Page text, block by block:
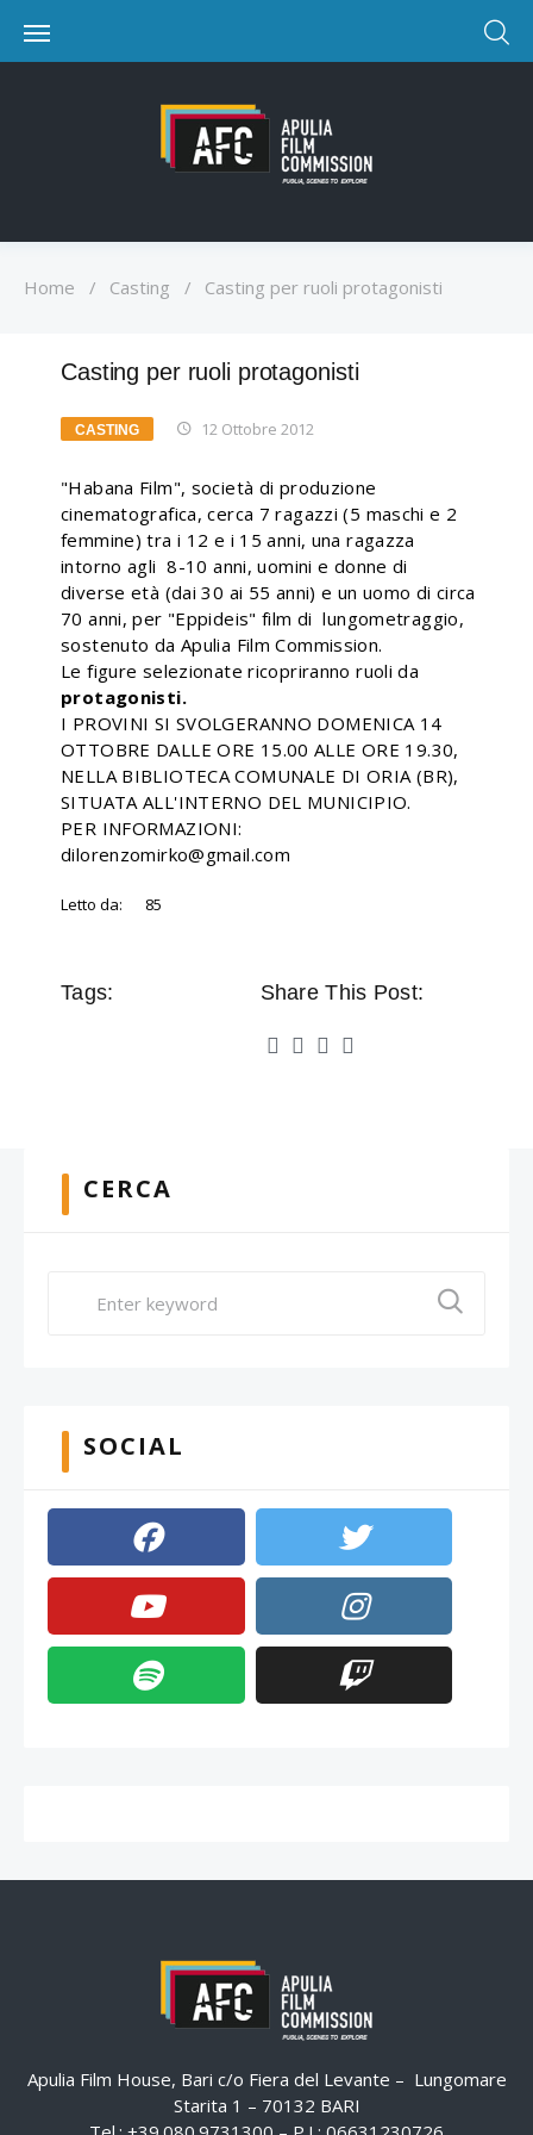
Home / Casting / Casting per ruoli protagonisti
Casting per ruoli protagonisti
CASTING 12 Ottobre 2012
"Habana Film", società di produzione
cinematografica, cerca 7 ragazzi (5 maschi e 2
femmine) tra i 12 e i 15 anni, una ragazza
intorno agli 8-10 anni, uomini e donne di
diverse età (dai 30 ai 55 anni) e un uomo di circa
70 anni, per "Eppideis" film di lungometraggio,
sostenuto da Apulia Film Commission.
Le figure selezionate ricopriranno ruoli da
protagonisti.
I PROVINI SI SVOLGERANNO DOMENICA 14
OTTOBRE DALLE ORE 15.00 ALLE ORE 19.30,
NELLA BIBLIOTECA COMUNALE DI ORIA (BR),
SITUATA ALL'INTERNO DEL MUNICIPIO.
PER INFORMAZIONI:
dilorenzomirko@gmail.com
Letto da: 85
Tags: Share This Post:
CERCA
SOCIAL
Apulia Film House, Bari c/o Fiera del Levante – Lungomare
Starita 1 – 70132 BARI